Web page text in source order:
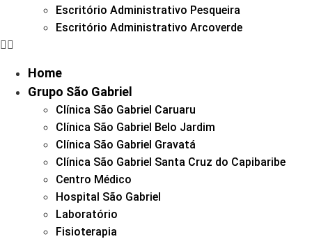
Escritório Administrativo Pesqueira
Escritório Administrativo Arcoverde
Home
Grupo São Gabriel
Clínica São Gabriel Caruaru
Clínica São Gabriel Belo Jardim
Clínica São Gabriel Gravatá
Clínica São Gabriel Santa Cruz do Capibaribe
Centro Médico
Hospital São Gabriel
Laboratório
Fisioterapia